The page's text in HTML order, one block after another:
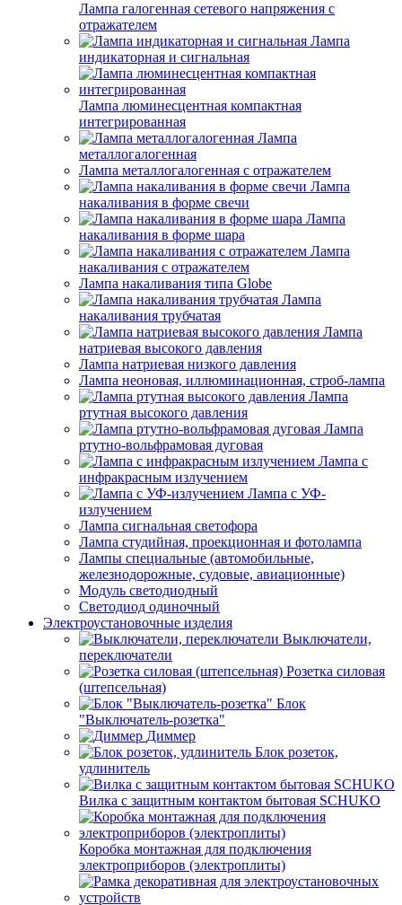
Лампа галогенная сетевого напряжения с
отражателем
Лампа
индикаторная и сигнальная
Лампа люминесцентная компактная
интегрированная
Лампа
металлогалогенная
Лампа металлогалогенная с отражателем
Лампа
накаливания в форме свечи
Лампа
накаливания в форме шара
Лампа
накаливания с отражателем
Лампа накаливания типа Globe
Лампа
накаливания трубчатая
Лампа
натриевая высокого давления
Лампа натриевая низкого давления
Лампа неоновая, иллюминационная, строб-лампа
Лампа
ртутная высокого давления
Лампа
ртутно-вольфрамовая дуговая
Лампа с
инфракрасным излучением
Лампа с УФ-
излучением
Лампа сигнальная светофора
Лампа студийная, проекционная и фотолампа
Лампы специальные (автомобильные,
железнодорожные, судовые, авиационные)
Модуль светодиодный
Светодиод одиночный
Электроустановочные изделия
Выключатели,
переключатели
Розетка силовая
(штепсельная)
Блок
"Выключатель-розетка"
Диммер
Блок розеток,
удлинитель
Вилка с защитным контактом бытовая SCHUKO
Коробка монтажная для подключения
электроприборов (электроплиты)